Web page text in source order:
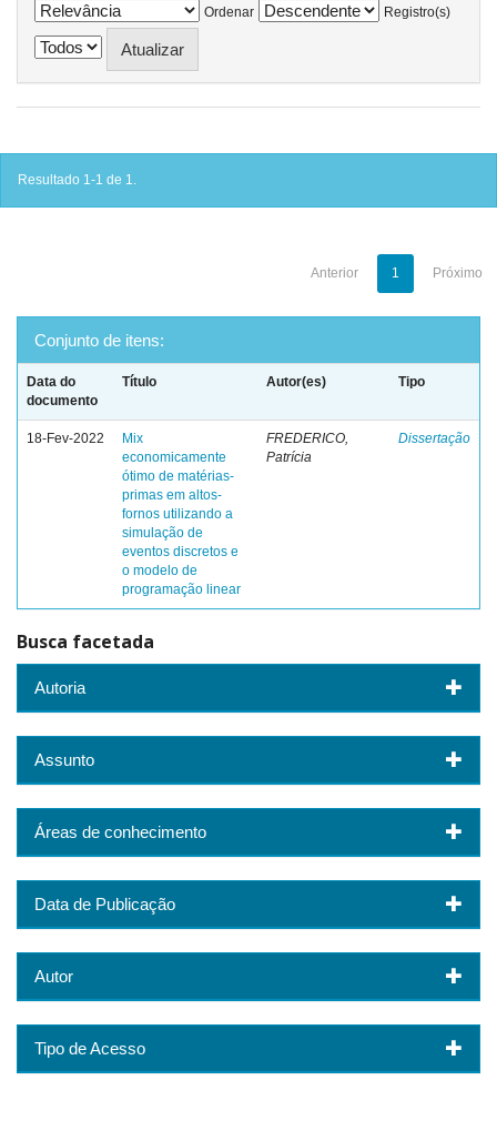
Ordenar
Registro(s)
Resultado 1-1 de 1.
Anterior 1 Próximo
Conjunto de itens:
Data do
documento
Título Autor(es) Tipo
18-Fev-2022
Mix
economicamente
ótimo de matérias-
primas em altos-
fornos utilizando a
simulação de
eventos discretos e
o modelo de
programação linear
FREDERICO,
Patrícia
Dissertação
Busca facetada
Autoria
Assunto
Áreas de conhecimento
Data de Publicação
Autor
Tipo de Acesso